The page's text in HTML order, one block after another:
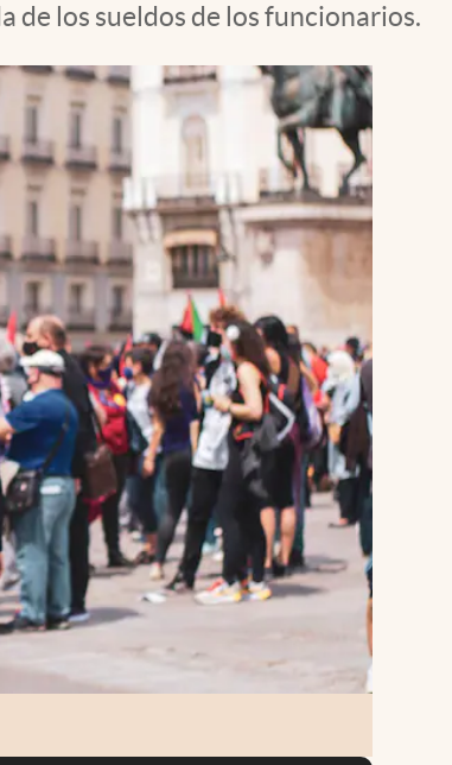
de los sueldos de los funcionarios.